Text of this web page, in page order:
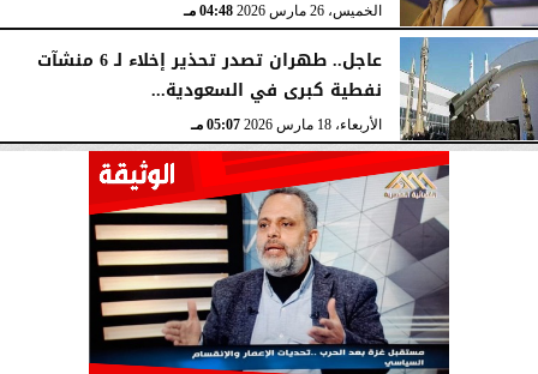
الخميس، 26 مارس 2026 04:48 مـ
عاجل.. طهران تصدر تحذير إخلاء لـ 6 منشآت
نفطية كبرى في السعودية...
الأربعاء، 18 مارس 2026 05:07 مـ